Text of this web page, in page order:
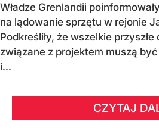
Władze Grenlandii
na lądowanie sprzętu w rejonie
Podkreśliły, że wszelkie
związane z projektem muszą
i...
CZYTAJ